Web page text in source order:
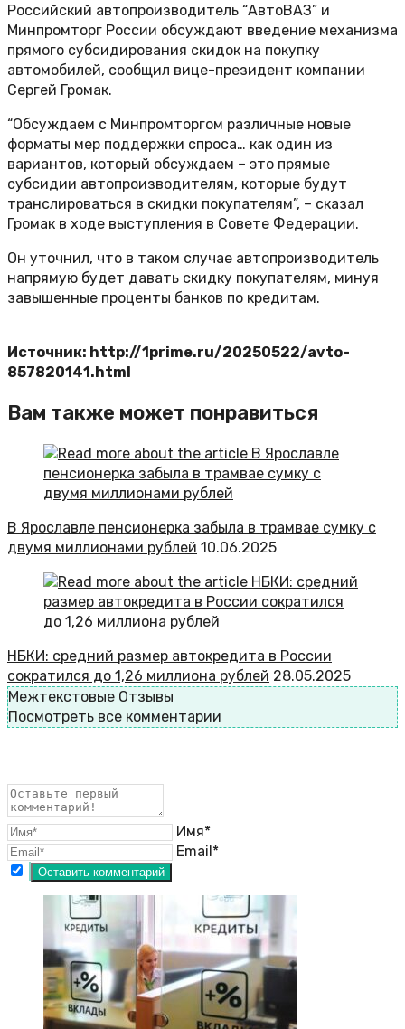
Российский автопроизводитель “АвтоВАЗ” и
Минпромторг России обсуждают введение механизма
прямого субсидирования скидок на покупку
автомобилей, сообщил вице-президент компании
Сергей Громак.
“Обсуждаем с Минпромторгом различные новые
форматы мер поддержки спроса… как один из
вариантов, который обсуждаем – это прямые
субсидии автопроизводителям, которые будут
транслироваться в скидки покупателям”, – сказал
Громак в ходе выступления в Совете Федерации.
Он уточнил, что в таком случае автопроизводитель
напрямую будет давать скидку покупателям, минуя
завышенные проценты банков по кредитам.
Источник: http://1prime.ru/20250522/avto-
857820141.html
Вам также может понравиться
В Ярославле пенсионерка забыла в трамвае сумку с
двумя миллионами рублей 10.06.2025
НБКИ: средний размер автокредита в России
сократился до 1,26 миллиона рублей 28.05.2025
Межтекстовые Отзывы
Посмотреть все комментарии
Имя*
Email*